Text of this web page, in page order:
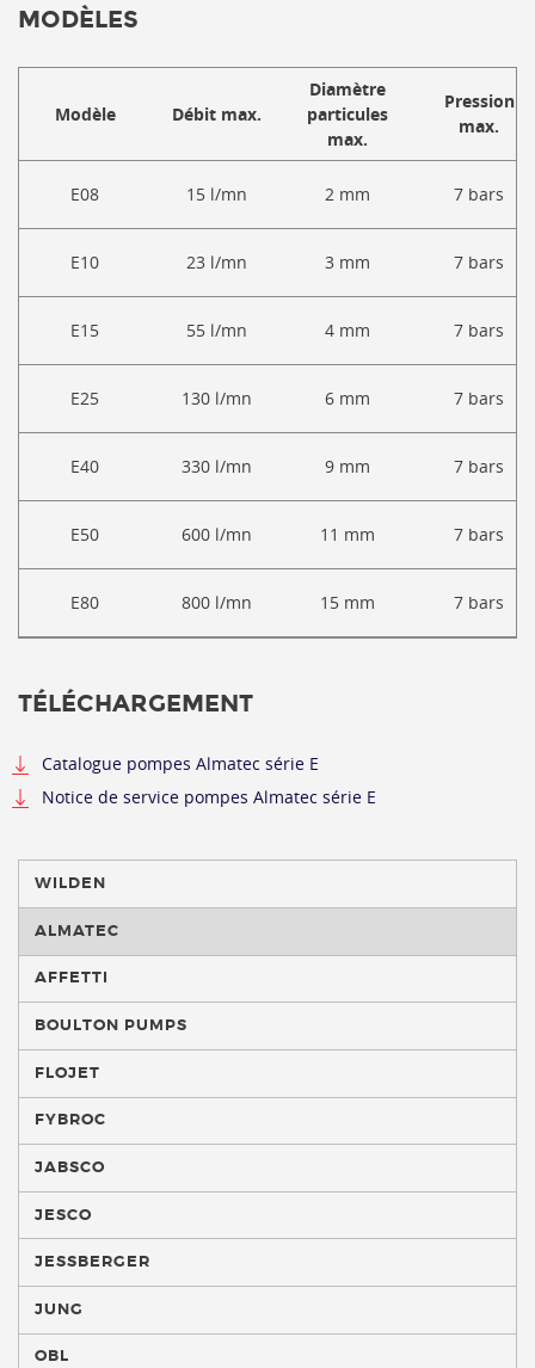
WILDEN
ALMATEC
AFFETTI
BOULTON PUMPS
FLOJET
FYBROC
JABSCO
JESCO
JESSBERGER
JUNG
OBL
MODÈLES
Modèle Débit max.
Diamètre
particules
max.
Pression
max.
E08 15 l/mn 2 mm 7 bars
E10 23 l/mn 3 mm 7 bars
E15 55 l/mn 4 mm 7 bars
E25 130 l/mn 6 mm 7 bars
E40 330 l/mn 9 mm 7 bars
E50 600 l/mn 11 mm 7 bars
E80 800 l/mn 15 mm 7 bars
TÉLÉCHARGEMENT
Catalogue pompes Almatec série E
Notice de service pompes Almatec série E